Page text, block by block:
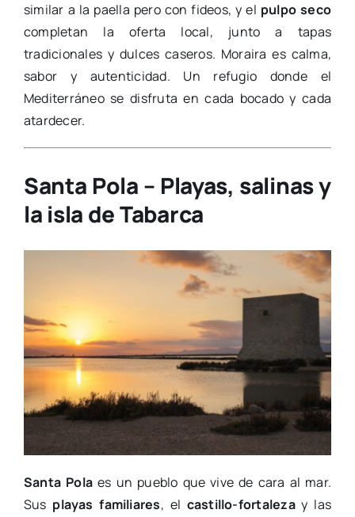
similar a la paella pero con fideos, y el pulpo seco
completan la oferta local, junto a tapas
tradicionales y dulces caseros. Moraira es calma,
sabor y autenticidad. Un refugio donde el
Mediterráneo se disfruta en cada bocado y cada
atardecer.
Santa Pola – Playas, salinas y
la isla de Tabarca
Santa Pola es un pueblo que vive de cara al mar.
Sus playas familiares, el castillo-fortalezay las